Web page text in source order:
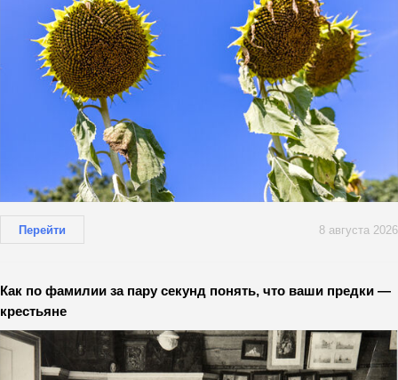
Перейти 8 августа 2026
Как по фамилии за пару секунд понять, что ваши предки —
крестьяне